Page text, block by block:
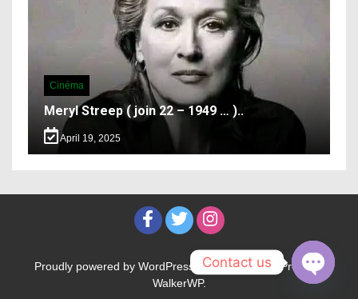
Cinéma
Meryl Streep ( join 22 – 1949 … )..
April 19, 2025
Proudly powered by WordPress |Theme: WalkerPress by
WalkerWP.
Contact us